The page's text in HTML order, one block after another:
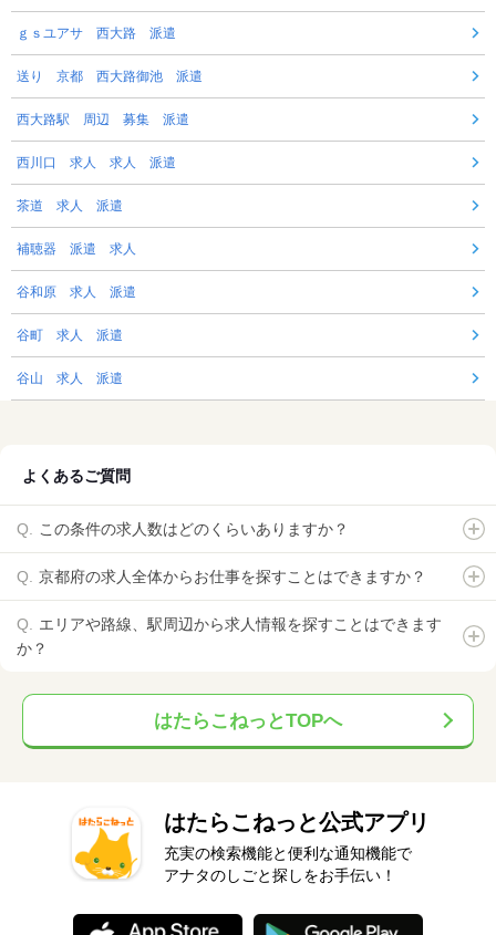
ｇｓユアサ 西大路 派遣
送り 京都 西大路御池 派遣
西大路駅 周辺 募集 派遣
西川口 求人 求人 派遣
茶道 求人 派遣
補聴器 派遣 求人
谷和原 求人 派遣
谷町 求人 派遣
谷山 求人 派遣
よくあるご質問
この条件の求人数はどのくらいありますか？
京都府の求人全体からお仕事を探すことはできますか？
エリアや路線、駅周辺から求人情報を探すことはできます
か？
はたらこねっとTOPへ
はたらこねっと公式アプリ
充実の検索機能と便利な通知機能で
アナタのしごと探しをお手伝い！